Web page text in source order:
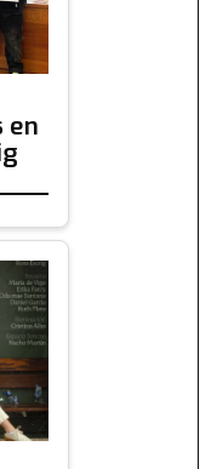
en